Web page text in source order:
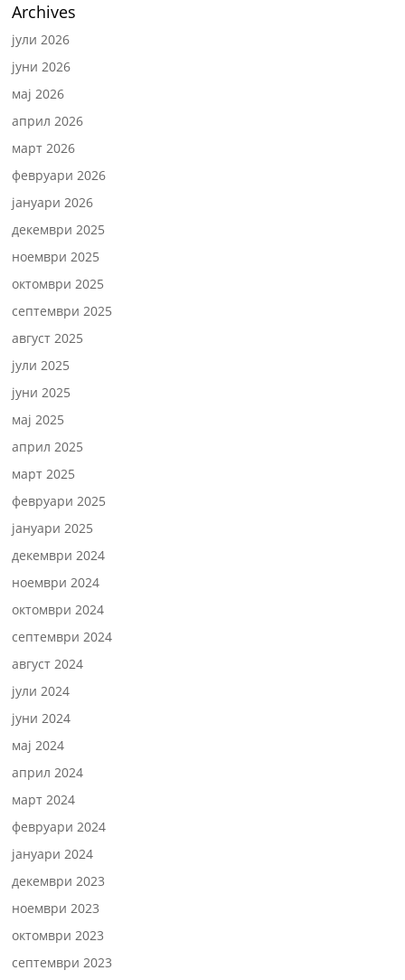
Archives
јули 2026
јуни 2026
мај 2026
април 2026
март 2026
февруари 2026
јануари 2026
декември 2025
ноември 2025
октомври 2025
септември 2025
август 2025
јули 2025
јуни 2025
мај 2025
април 2025
март 2025
февруари 2025
јануари 2025
декември 2024
ноември 2024
октомври 2024
септември 2024
август 2024
јули 2024
јуни 2024
мај 2024
април 2024
март 2024
февруари 2024
јануари 2024
декември 2023
ноември 2023
октомври 2023
септември 2023